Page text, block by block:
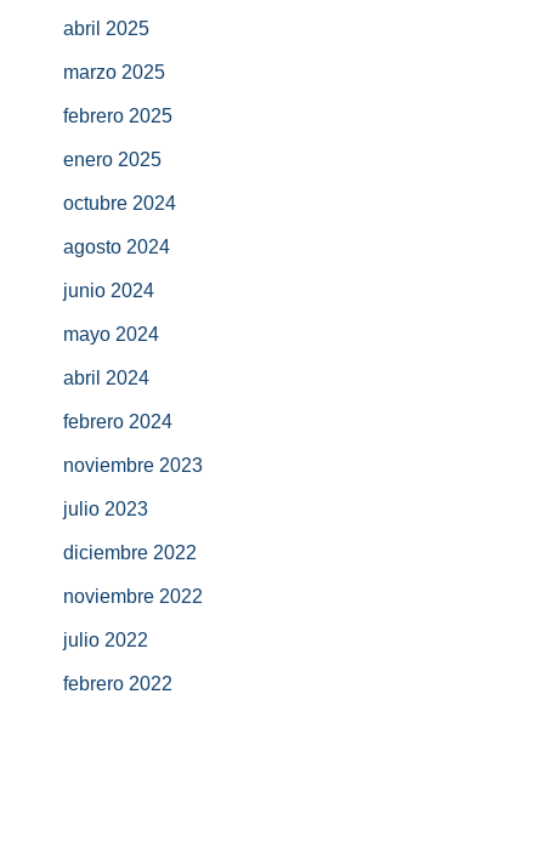
abril 2025
marzo 2025
febrero 2025
enero 2025
octubre 2024
agosto 2024
junio 2024
mayo 2024
abril 2024
febrero 2024
noviembre 2023
julio 2023
diciembre 2022
noviembre 2022
julio 2022
febrero 2022